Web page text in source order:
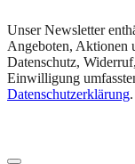
Unser Newsletter
Angeboten, Aktionen
Datenschutz,
Einwilligung
Datenschutzerklärung.